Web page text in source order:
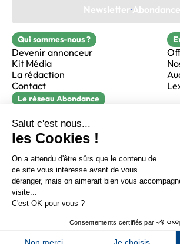
Sur LinkedIn Sur
Sur X Sur Facebook
Newsletter Abondance
Newsletter Abondance
Qui sommes-nous ?
Devenir annonceur
Kit Média
La rédaction
Contact
Le réseau Abondance
Réacteur
alfie formation
CGV
Confidentialité